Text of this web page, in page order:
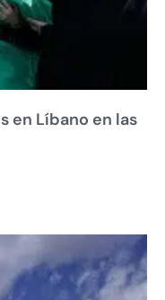
en Líbano en las